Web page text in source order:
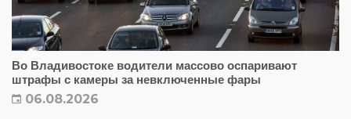
Во Владивостоке водители массово оспаривают
штрафы с камеры за невключенные фары
06.08.2026